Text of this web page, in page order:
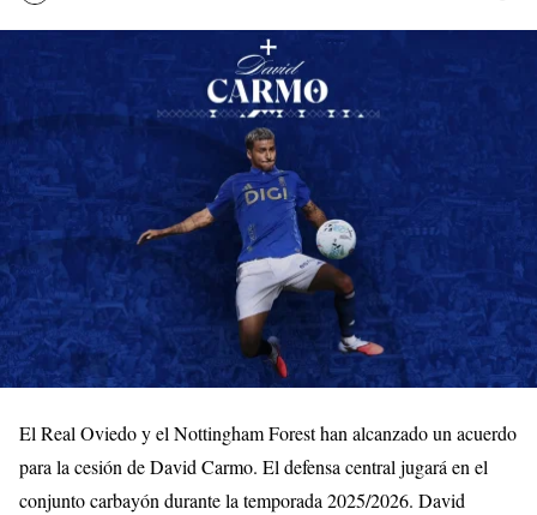
El Real Oviedo y el Nottingham Forest han alcanzado un acuerdo
para la cesión de David Carmo. El defensa central jugará en el
conjunto carbayón durante la temporada 2025/2026. David